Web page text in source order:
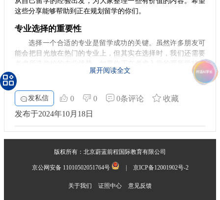
这些分享能够帮助到正在规划留学的你们。
专业选择的重要性
选择一个合适的专业是留学成功的关键。虽然许多朋友可
能会把目光放在热门的专业上，但其实在选择时，我们还需要
考虑所选学校的专业优势。如果你正在考虑入学的两所学校实
力相似，那么比较一下它们在你感兴趣专业的偏差值就显得尤
为重要。
热门专业推荐
在日本，不同学校在某些学科领域会具有明显的优势。例
如，近畿大学
近畿大学是日本金枪鱼养殖技术管理专业最好的大学，在医
学，农学领域领先于日本其他私立大学，而其他一些大学如东
京大学和京都大学则在建筑、法学、医学和航空等专业上表现
展开阅读全文
发私信 0 0 0条评论
收藏
发布于2024年10月18日
版权所有：北京蔚蓝前程国际教育有限公司
京公网安备 11010502051764号 京ICP备12001902号-2
关于我们 证照中心 意见反馈